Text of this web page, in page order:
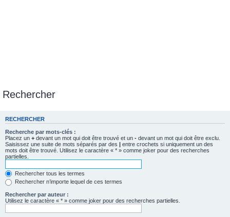
Rechercher
RECHERCHER
Recherche par mots-clés :
Placez un + devant un mot qui doit être trouvé et un - devant un mot qui doit être exclu.
Saisissez une suite de mots séparés par des | entre crochets si uniquement un des
mots doit être trouvé. Utilisez le caractère « * » comme joker pour des recherches
partielles.
Rechercher tous les termes
Rechercher n’importe lequel de ces termes
Rechercher par auteur :
Utilisez le caractère « * » comme joker pour des recherches partielles.